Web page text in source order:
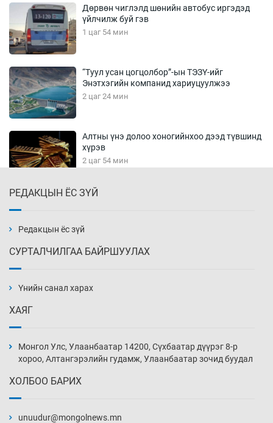
Дөрвөн чиглэлд шөнийн автобус иргэдэд
үйлчилж буй гэв
1 цаг 54 мин
“Туул усан цогцолбор”-ын ТЭЗҮ-ийг
Энэтхэгийн компанид хариуцуулжээ
2 цаг 24 мин
Алтны үнэ долоо хоногийнхоо дээд түвшинд
хүрэв
2 цаг 54 мин
3 цаг 24 мин
3 цаг 54 мин
4 цаг 24 мин
4 цаг 54 мин
РЕДАКЦЫН ЁС ЗҮЙ
Редакцын ёс зүй
СУРТАЛЧИЛГАА БАЙРШУУЛАХ
Үнийн санал харах
ХАЯГ
Монгол Улс, Улаанбаатар 14200, Сүхбаатар дүүрэг 8-р
хороо, Алтангэрэлийн гудамж, Улаанбаатар зочид буудал
ХОЛБОО БАРИХ
unuudur@mongolnews.mn